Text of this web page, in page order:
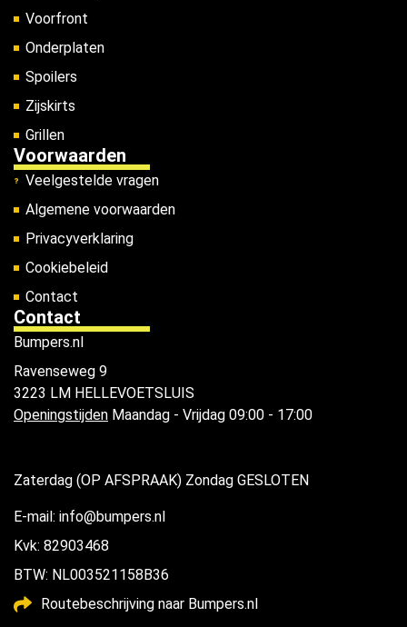
Voorfront
Onderplaten
Spoilers
Zijskirts
Grillen
Voorwaarden
Veelgestelde vragen
Algemene voorwaarden
Privacyverklaring
Cookiebeleid
Contact
Contact
Bumpers.nl
Ravenseweg 9
3223 LM HELLEVOETSLUIS
Openingstijden Maandag - Vrijdag 09:00 - 17:00
Zaterdag (OP AFSPRAAK) Zondag GESLOTEN
E-mail: info@bumpers.nl
Kvk: 82903468
BTW: NL003521158B36
Routebeschrijving naar Bumpers.nl